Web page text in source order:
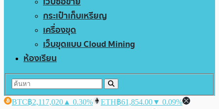
กระเป๋าเก็บเหรียญ
เครื่องขุด
เว็บขุดแบบ Cloud Mining
ห้องเรียน
BTC฿2,117,020 ▲ 0.30% ETH฿61,854.00▼ 0.09%